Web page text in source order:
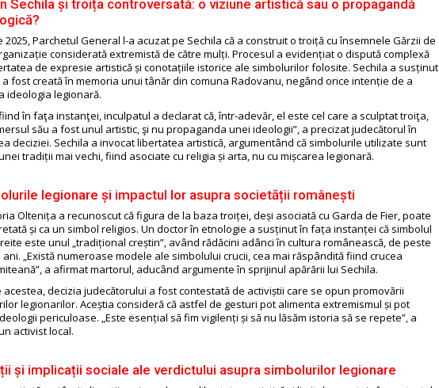
Sechila și troița controversată: o viziune artistică sau o propagandă
2025, Parchetul General l-a acuzat pe Sechila că a construit o troiță cu însemnele Gărzii de
considerată extremistă de către mulți. Procesul a evidențiat o dispută complexă
de expresie artistică și conotațiile istorice ale simbolurilor folosite. Sechila a susținut
fost creată în memoria unui tânăr din comuna Radovanu, negând orice intenție de a
ideologia legionară.
fiind în faţa instanţei, inculpatul a declarat că, într-adevăr, el este cel care a sculptat troiţa,
său a fost unul artistic, şi nu propaganda unei ideologii”, a precizat judecătorul în
deciziei. Sechila a invocat libertatea artistică, argumentând că simbolurile utilizate sunt
tradiții mai vechi, fiind asociate cu religia și arta, nu cu mișcarea legionară.
legionare și impactul lor asupra societății românești
Oltenița a recunoscut că figura de la baza troiței, deși asociată cu Garda de Fier, poate
și ca un simbol religios. Un doctor în etnologie a susținut în fața instanței că simbolul
este unul „tradițional creștin”, având rădăcini adânci în cultura românească, de peste
ani. „Există numeroase modele ale simbolului crucii, cea mai răspândită fiind crucea
a afirmat martorul, aducând argumente în sprijinul apărării lui Sechila.
acestea, decizia judecătorului a fost contestată de activiștii care se opun promovării
legionarilor. Aceștia consideră că astfel de gesturi pot alimenta extremismul și pot
periculoase. „Este esențial să fim vigilenți și să nu lăsăm istoria să se repete”, a
activist local.
și implicații sociale ale verdictului asupra simbolurilor legionare